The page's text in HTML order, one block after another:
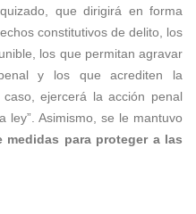
que dirigirá en forma
constitutivos de delito, los
los que permitan agravar
y los que acrediten la
ejercerá la acción penal
ley”. Asimismo, se le mantuvo
medidas para proteger a las